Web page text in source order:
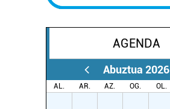
AGENDA
Abuztua 2026
AL. AR. AZ. OG. OL.